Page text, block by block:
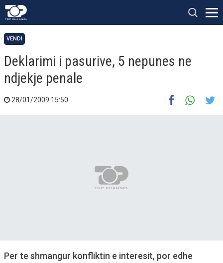
VENDI
Deklarimi i pasurive, 5 nepunes ne
ndjekje penale
28/01/2009 15:50
Per te shmangur konfliktin e interesit, por edhe